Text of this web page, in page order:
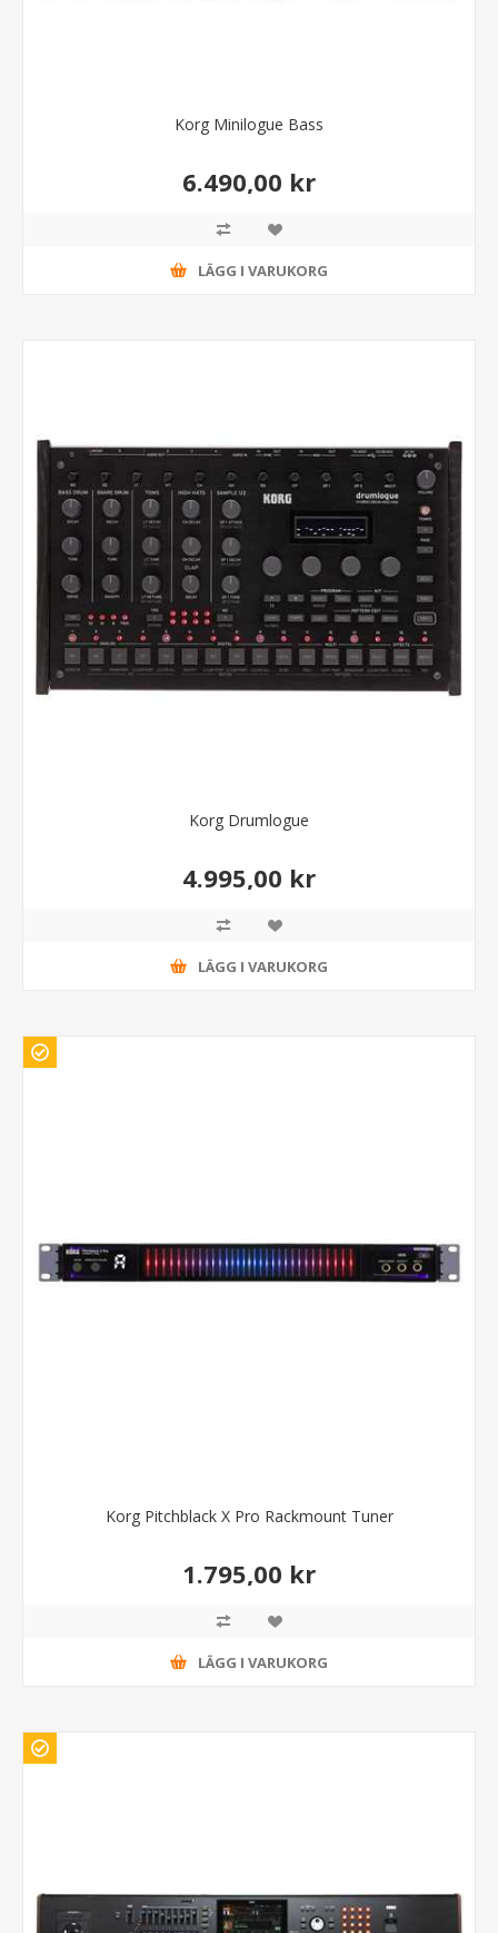
Korg Minilogue Bass
6.490,00 kr
LÄGG I VARUKORG
Korg Drumlogue
4.995,00 kr
LÄGG I VARUKORG
Korg Pitchblack X Pro Rackmount Tuner
1.795,00 kr
LÄGG I VARUKORG